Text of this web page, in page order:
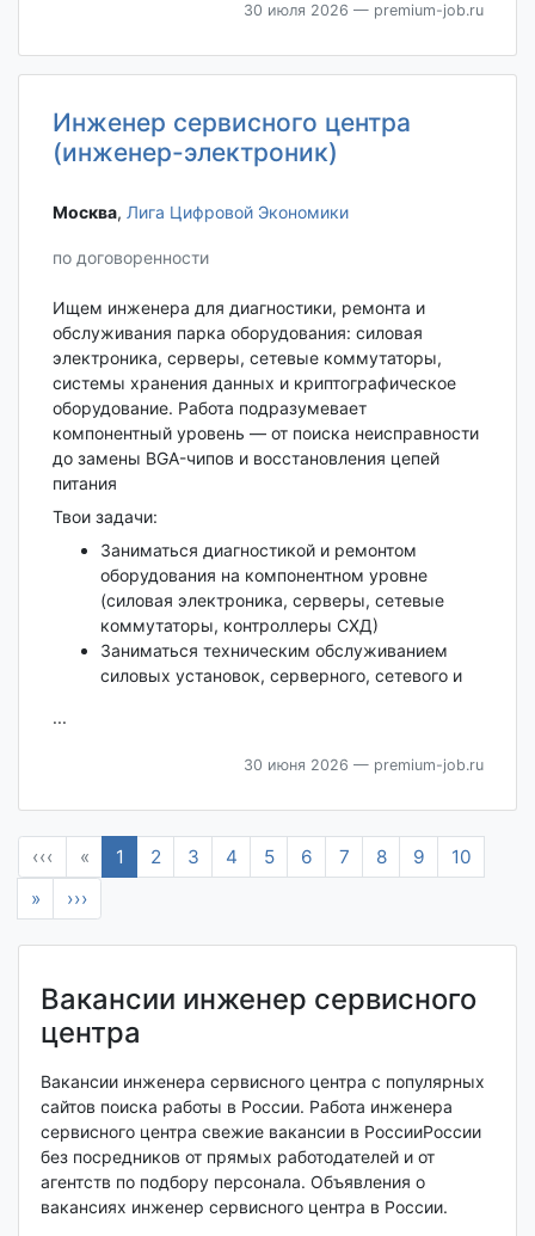
30 июля 2026 — premium-job.ru
Инженер сервисного центра
(инженер-электроник)
Москва‎, Лига Цифровой Экономики
по договоренности
Ищем инженера для диагностики, ремонта и
обслуживания парка оборудования: силовая
электроника, серверы, сетевые коммутаторы,
системы хранения данных и криптографическое
оборудование. Работа подразумевает
компонентный уровень — от поиска неисправности
до замены BGA-чипов и восстановления цепей
питания
Твои задачи:
Заниматься диагностикой и ремонтом
оборудования на компонентном уровне
(силовая электроника, серверы, сетевые
коммутаторы, контроллеры СХД)
Заниматься техническим обслуживанием
силовых установок, серверного, сетевого и
...
30 июня 2026 — premium-job.ru
‹‹‹ « 1 2 3 4 5 6 7 8 9
10
»
›››
Вакансии инженер сервисного
центра
Вакансии инженера сервисного центра с популярных
сайтов поиска работы в России. Работа инженера
сервисного центра свежие вакансии в РоссииРоссии
без посредников от прямых работодателей и от
агентств по подбору персонала. Объявления о
вакансиях инженер сервисного центра в России.